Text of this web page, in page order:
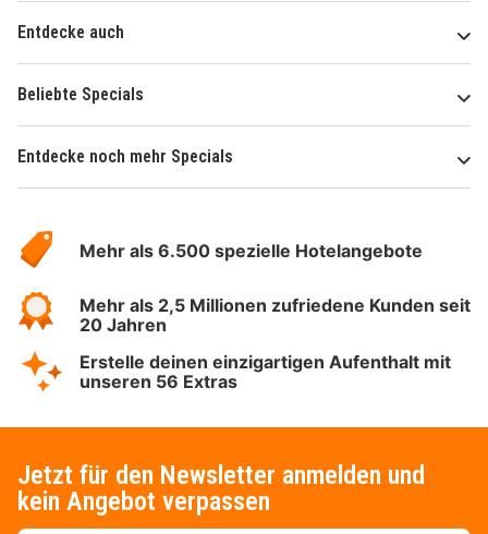
Entdecke auch
Beliebte Specials
Entdecke noch mehr Specials
Hotelspecials
Mehr als 6.500 spezielle Hotelangebote
Mehr als 2,5 Millionen zufriedene Kunden seit
20 Jahren
Erstelle deinen einzigartigen Aufenthalt mit
unseren 56 Extras
Jetzt für den Newsletter anmelden und
kein Angebot verpassen